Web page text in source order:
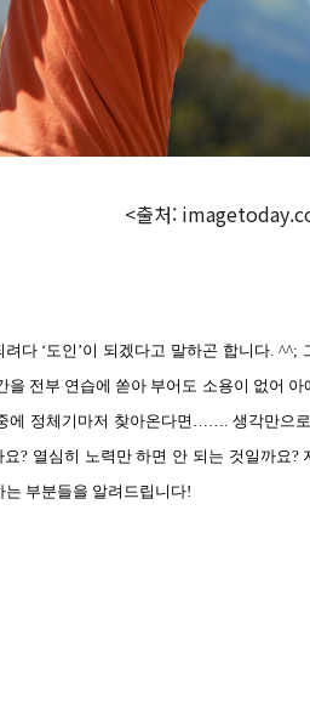
<출처:
려다 ‘도인 ’이 되겠다고 말하곤 합니다. ^^;
을 전부 연습에 쏟아 부어도 소용이 없어
에 정체기마저 찾아온다면……. 생각만으
요? 열심히 노력만 하면 안 되는 것일까요?
는 부분들을 알려드립니다!